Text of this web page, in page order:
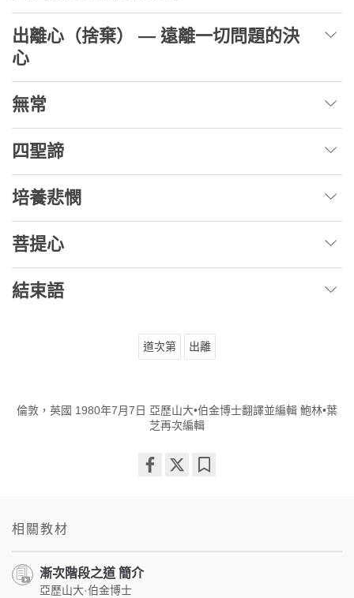
出離心（捨棄） — 遠離一切問題的決
心
無常
四聖諦
培養悲憫
菩提心
結束語
道次第 出離
倫敦，英國 1980年7月7日 亞歷山大•伯金博士翻譯並編輯 鮑林•葉
芝再次編輯
相關教材
漸次階段之道 簡介
亞歷山大·伯金博士